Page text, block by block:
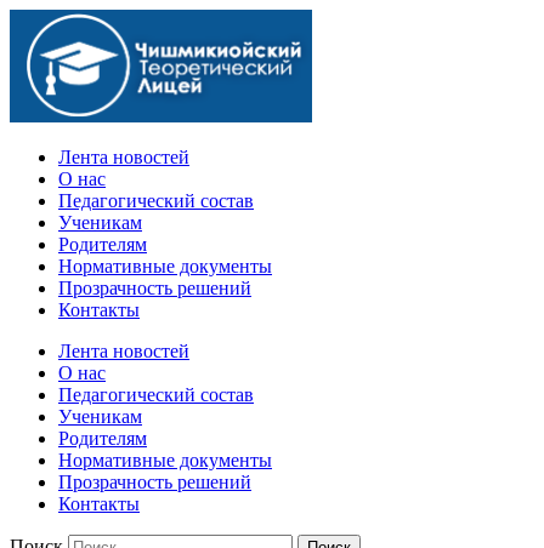
Официальный сайт учебного заведения
Лента новостей
О нас
Педагогический состав
Ученикам
Родителям
Нормативные документы
Прозрачность решений
Контакты
Лента новостей
О нас
Педагогический состав
Ученикам
Родителям
Нормативные документы
Прозрачность решений
Контакты